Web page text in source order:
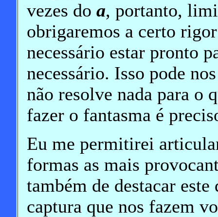
vezes do a, portanto,
obrigaremos a certo
necessário estar pronto
necessário. Isso pode
não resolve nada para o
fazer o fantasma é
Eu me permitirei
formas as mais
também de destacar
captura que nos fazem